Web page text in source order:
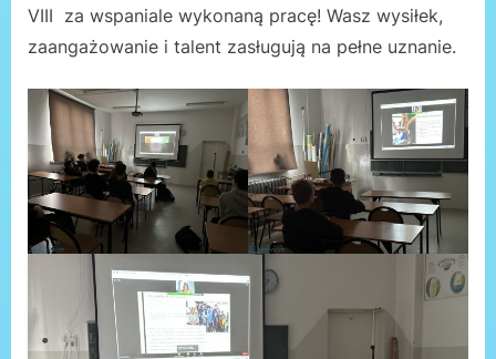
VIII za wspaniale wykonaną pracę! Wasz wysiłek,
zaangażowanie i talent zasługują na pełne uznanie.